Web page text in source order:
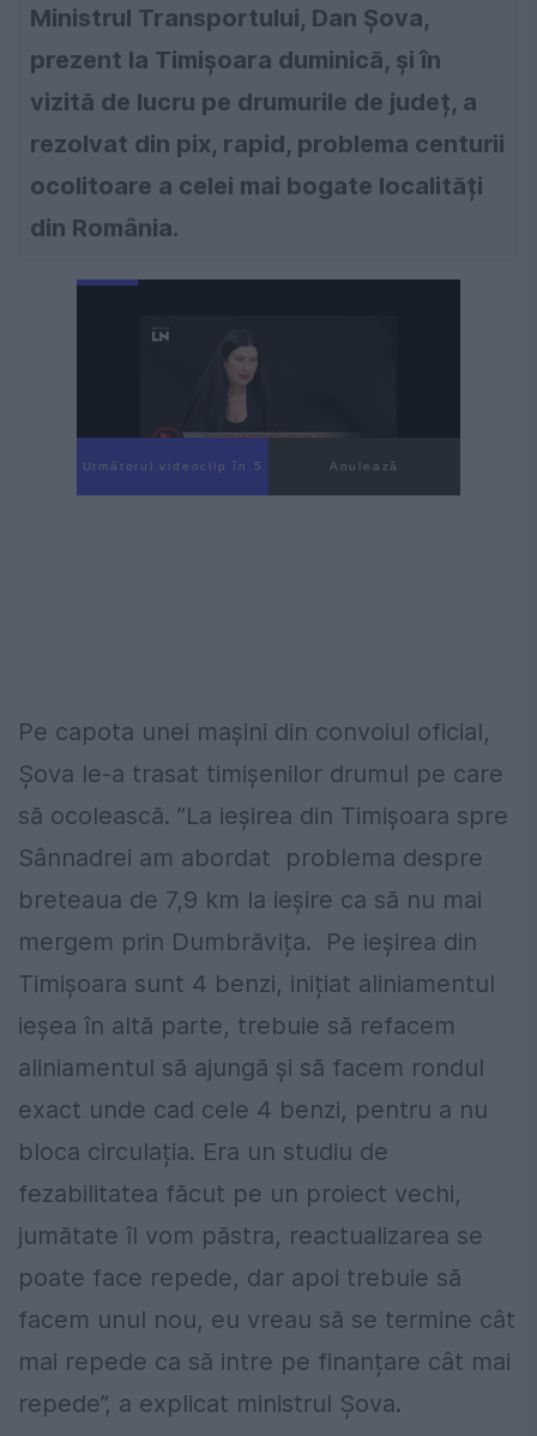
Ministrul Transportului, Dan Șova,
prezent la Timișoara duminică, și în
vizită de lucru pe drumurile de județ, a
rezolvat din pix, rapid, problema centurii
ocolitoare a celei mai bogate localități
din România.
Următorul videoclip în 4 Anulează
Pe capota unei mașini din convoiul oficial,
Șova le-a trasat timișenilor drumul pe care
să ocolească. ”La ieșirea din Timișoara spre
Sânnadrei am abordat problema despre
breteaua de 7,9 km la ieșire ca să nu mai
mergem prin Dumbrăvița. Pe ieșirea din
Timișoara sunt 4 benzi, inițiat aliniamentul
ieșea în altă parte, trebuie să refacem
aliniamentul să ajungă și să facem rondul
exact unde cad cele 4 benzi, pentru a nu
bloca circulația. Era un studiu de
fezabilitatea făcut pe un proiect vechi,
jumătate îl vom păstra, reactualizarea se
poate face repede, dar apoi trebuie să
facem unul nou, eu vreau să se termine cât
mai repede ca să intre pe finanțare cât mai
repede”, a explicat ministrul Șova.